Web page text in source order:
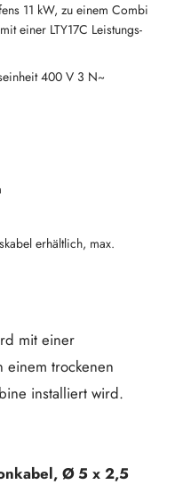
11 kW, zu einem Combi
einer LTY17C Leistungs-
400 V 3 N~
erhältlich, max.
mit einer
einem trockenen
installiert wird.
Ø 5 x 2,5